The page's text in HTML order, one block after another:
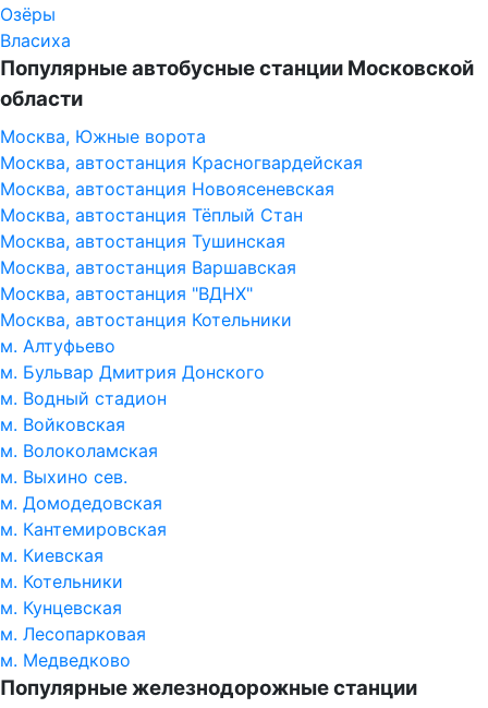
Озёры
Власиха
Популярные автобусные станции Московской
области
Москва, Южные ворота
Москва, автостанция Красногвардейская
Москва, автостанция Новоясеневская
Москва, автостанция Тёплый Стан
Москва, автостанция Тушинская
Москва, автостанция Варшавская
Москва, автостанция "ВДНХ"
Москва, автостанция Котельники
м. Алтуфьево
м. Бульвар Дмитрия Донского
м. Водный стадион
м. Войковская
м. Волоколамская
м. Выхино сев.
м. Домодедовская
м. Кантемировская
м. Киевская
м. Котельники
м. Кунцевская
м. Лесопарковая
м. Медведково
Популярные железнодорожные станции